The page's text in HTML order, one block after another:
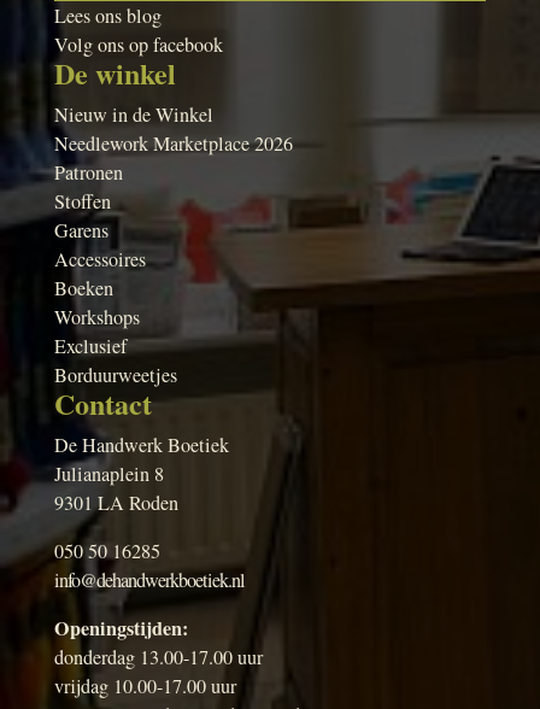
Lees ons blog
Volg ons op facebook
De winkel
Nieuw in de Winkel
Needlework Marketplace 2026
Patronen
Stoffen
Garens
Accessoires
Boeken
Workshops
Exclusief
Borduurweetjes
Contact
De Handwerk Boetiek
Julianaplein 8
9301 LA Roden
050 50 16285
info@dehandwerkboetiek.nl
Openingstijden:
donderdag 13.00-17.00 uur
vrijdag 10.00-17.00 uur